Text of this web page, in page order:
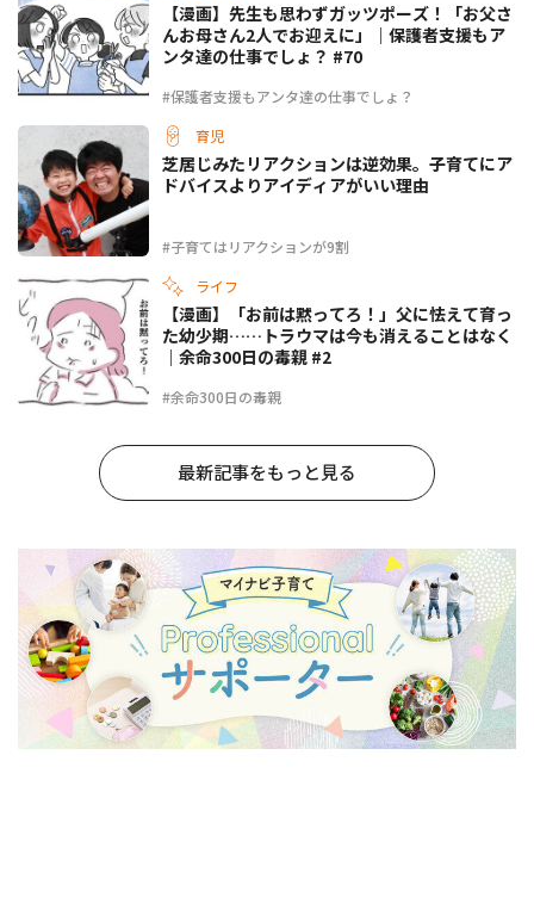
#保護者支援もアンタ達の仕事でしょ？
【漫画】先生も思わずガッツポーズ！「お父さ
んお母さん2人でお迎えに」｜保護者支援もア
ンタ達の仕事でしょ？ #70
育児
#子育てはリアクションが9割
芝居じみたリアクションは逆効果。子育てにア
ドバイスよりアイディアがいい理由
ライフ
#余命300日の毒親
【漫画】「お前は黙ってろ！」父に怯えて育っ
た幼少期……トラウマは今も消えることはなく
｜余命300日の毒親 #2
最新記事をもっと見る